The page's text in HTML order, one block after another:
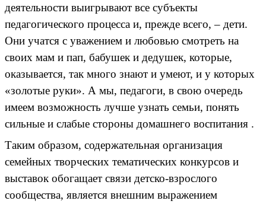
деятельности выигрывают все субъекты
педагогического процесса и, прежде всего, – дети.
Они учатся с уважением и любовью смотреть на
своих мам и пап, бабушек и дедушек, которые,
оказывается, так много знают и умеют, и у которых
«золотые руки». А мы, педагоги, в свою очередь
имеем возможность лучше узнать семьи, понять
сильные и слабые стороны домашнего воспитания .
Таким образом, содержательная организация
семейных творческих тематических конкурсов и
выставок обогащает связи детско-взрослого
сообщества, является внешним выражением